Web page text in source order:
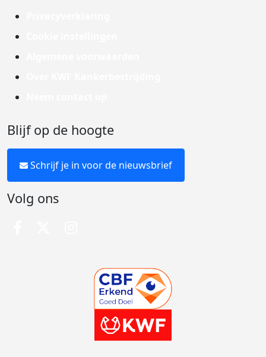
Blijf op de hoogte
Schrijf je in voor de nieuwsbrief
Volg ons